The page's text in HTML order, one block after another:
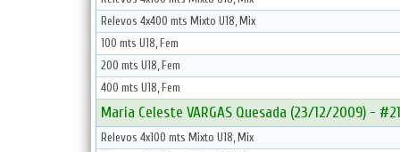
Relevos 4x400 mts Mixto U18, Mix
100 mts U18, Fem
200 mts U18, Fem
400 mts U18, Fem
Maria Celeste VARGAS Quesada (23/12/2009) -
Relevos 4x100 mts Mixto U18, Mix